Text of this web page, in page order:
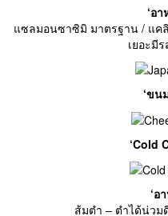
‘อ
แซลมอนซาซิมิ มาตรฐาน / แค
เยอะมี
‘ขน
‘Cold
‘อ
ส้มตำ – ตำได้น่วม